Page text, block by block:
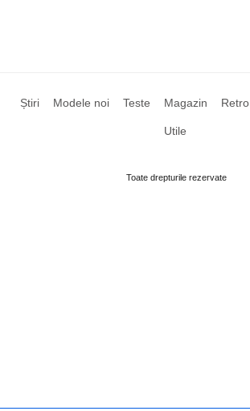
Știri Modele noi Teste Magazin Retro
Utile
Toate drepturile rezervate